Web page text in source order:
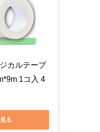
カルテープ
1コ入 4
る